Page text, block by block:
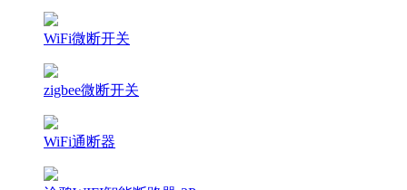
WiFi微断开关
zigbee微断开关
WiFi通断器